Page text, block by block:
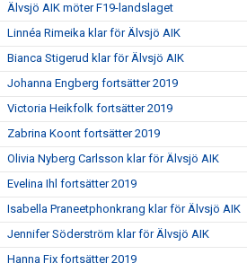
Älvsjö AIK möter F19-landslaget
Linnéa Rimeika klar för Älvsjö AIK
Bianca Stigerud klar för Älvsjö AIK
Johanna Engberg fortsätter 2019
Victoria Heikfolk fortsätter 2019
Zabrina Koont fortsätter 2019
Olivia Nyberg Carlsson klar för Älvsjö AIK
Evelina Ihl fortsätter 2019
Isabella Praneetphonkrang klar för Älvsjö AIK
Jennifer Söderström klar för Älvsjö AIK
Hanna Fix fortsätter 2019